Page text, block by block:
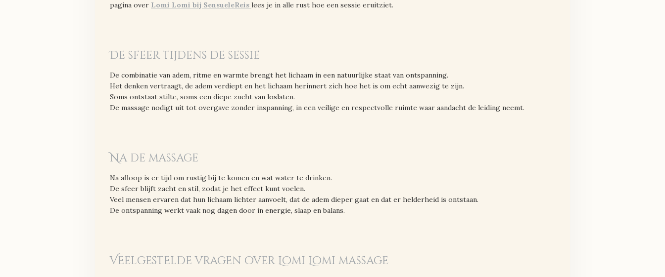
pagina over Lomi Lomi bij SensueleReis lees je in alle rust hoe een sessie eruitziet.
De sfeer tijdens de sessie
De combinatie van adem, ritme en warmte brengt het lichaam in een natuurlijke staat van ontspanning.
Het denken vertraagt, de adem verdiept en het lichaam herinnert zich hoe het is om echt aanwezig te zijn.
Soms ontstaat stilte, soms een diepe zucht van loslaten.
De massage nodigt uit tot overgave zonder inspanning, in een veilige en respectvolle ruimte waar aandacht de leiding neemt.
Na de massage
Na afloop is er tijd om rustig bij te komen en wat water te drinken.
De sfeer blijft zacht en stil, zodat je het effect kunt voelen.
Veel mensen ervaren dat hun lichaam lichter aanvoelt, dat de adem dieper gaat en dat er helderheid is ontstaan.
De ontspanning werkt vaak nog dagen door in energie, slaap en balans.
Veelgestelde vragen over Lomi Lomi massage